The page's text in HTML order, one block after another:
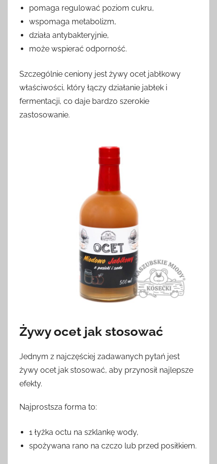
pomaga regulować poziom cukru,
wspomaga metabolizm,
działa antybakteryjnie,
może wspierać odporność.
Szczególnie ceniony jest żywy ocet jabłkowy
właściwości, który łączy działanie jabłek i
fermentacji, co daje bardzo szerokie
zastosowanie.
Żywy ocet jak stosować
Jednym z najczęściej zadawanych pytań jest
żywy ocet jak stosować, aby przynosił najlepsze
efekty.
Najprostsza forma to:
1 łyżka octu na szklankę wody,
spożywana rano na czczo lub przed posiłkiem.